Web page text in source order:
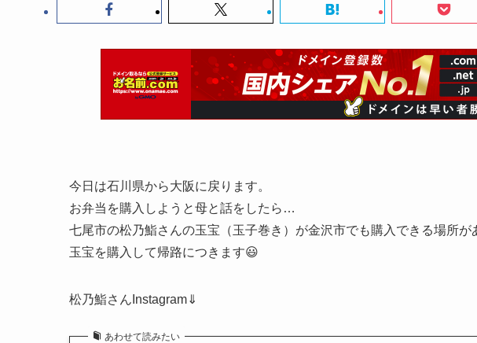
今日は石川県から大阪に戻ります。
お弁当を購入しようと母と話をしたら…
七尾市の松乃鮨さんの玉宝（玉子巻き）が金沢市でも購入できる場所が
玉宝を購入して帰路につきます😃
松乃鮨さんInstagram⇓
あわせて読みたい